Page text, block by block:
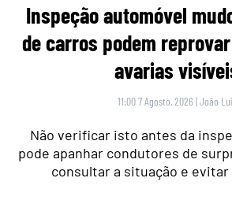
Inspeção automóvel
de carros podem
avarias
11:00 7 Agosto, 2026 |João
Não verificar isto antes da
pode apanhar condutores de
consultar a situação e